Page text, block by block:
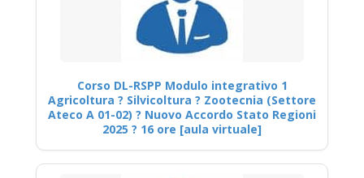
Corso DL-RSPP Modulo integrativo 1
Agricoltura ? Silvicoltura ? Zootecnia (Settore
Ateco A 01-02) ? Nuovo Accordo Stato Regioni
2025 ? 16 ore [aula virtuale]